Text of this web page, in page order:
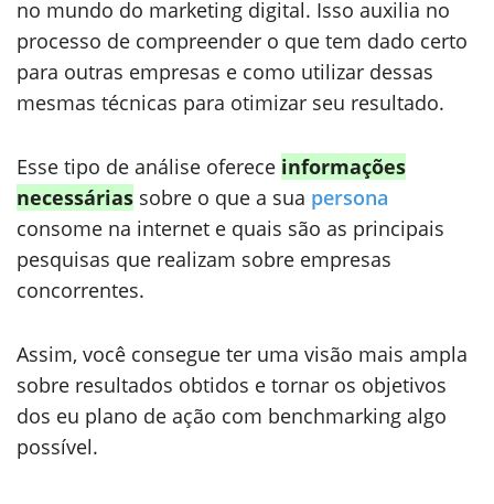
no mundo do marketing digital. Isso auxilia no
processo de compreender o que tem dado certo
para outras empresas e como utilizar dessas
mesmas técnicas para otimizar seu resultado.
Esse tipo de análise oferece informações
necessárias sobre o que a sua persona
consome na internet e quais são as principais
pesquisas que realizam sobre empresas
concorrentes.
Assim, você consegue ter uma visão mais ampla
sobre resultados obtidos e tornar os objetivos
dos eu plano de ação com benchmarking algo
possível.